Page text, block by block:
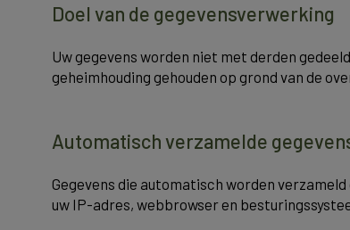
Doel van de gegevensverwerking
Uw gegevens worden niet met derden
geheimhouding gehouden op grond van de
Automatisch verzamelde
Gegevens die automatisch worden
uw IP-adres, webbrowser en